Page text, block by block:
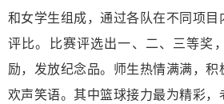
和女学生组成，通过各队在不同项目
评比。比赛评选出一、二、三等奖
励，发放纪念品。师生热情满满，积
欢声笑语。其中篮球接力最为精彩，